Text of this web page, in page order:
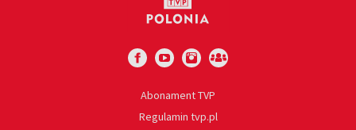
Abonament TVP
Regulamin tvp.pl